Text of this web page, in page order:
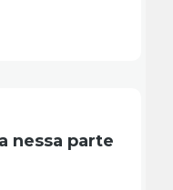
nessa parte